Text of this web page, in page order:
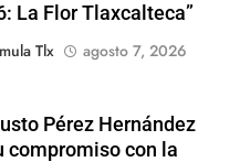
La Flor Tlaxcalteca”
Tlx
agosto 7, 2026
Pérez Hernández
compromiso con la